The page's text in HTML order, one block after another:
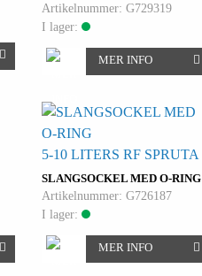
Artikelnummer: G729319
I lager:
MER INFO
SLANGSOCKEL MED O-RING
5-10 LITERS RF SPRUTA
Artikelnummer: G726187
I lager:
MER INFO